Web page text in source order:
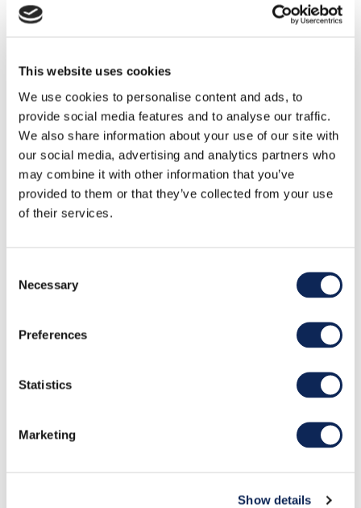
This website uses cookies
We use cookies to personalise content and ads, to
provide social media features and to analyse our traffic.
We also share information about your use of our site with
our social media, advertising and analytics partners who
may combine it with other information that you’ve
provided to them or that they’ve collected from your use
of their services.
Selection
Necessary
Preferences
Statistics
Marketing
Show details